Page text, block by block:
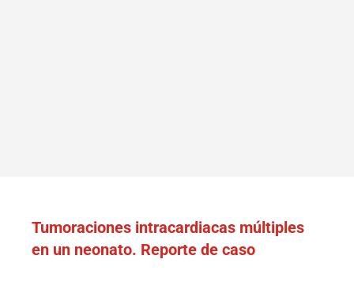
Tumoraciones intracardiacas múltiples
en un neonato. Reporte de caso